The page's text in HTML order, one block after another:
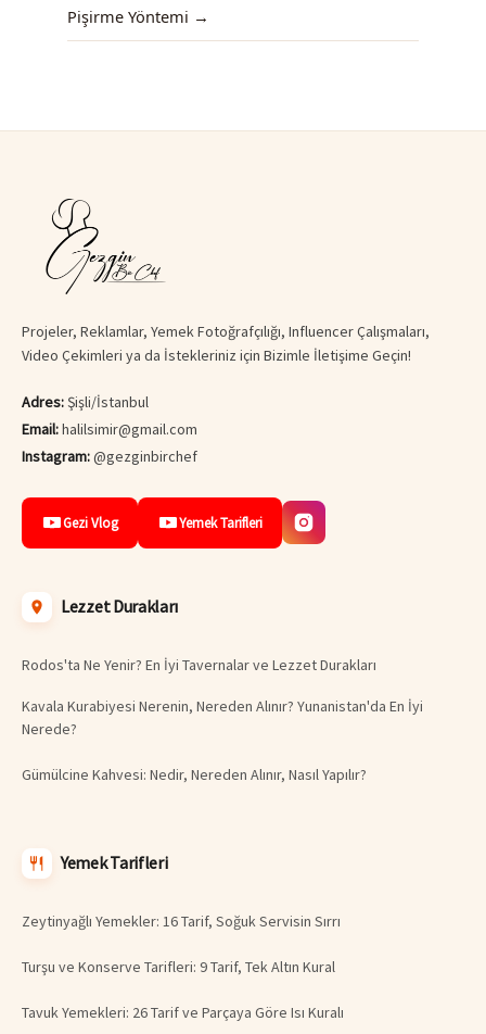
Pişirme Yöntemi →
Projeler, Reklamlar, Yemek Fotoğrafçılığı, Influencer Çalışmaları,
Video Çekimleri ya da İstekleriniz için Bizimle İletişime Geçin!
Adres:Şişli/İstanbul
Email:halilsimir@gmail.com
Instagram:@gezginbirchef
Gezi Vlog Yemek Tarifleri
Lezzet Durakları
Rodos'ta Ne Yenir? En İyi Tavernalar ve Lezzet Durakları
Kavala Kurabiyesi Nerenin, Nereden Alınır? Yunanistan'da En İyi
Nerede?
Gümülcine Kahvesi: Nedir, Nereden Alınır, Nasıl Yapılır?
Yemek Tarifleri
Zeytinyağlı Yemekler: 16 Tarif, Soğuk Servisin Sırrı
Turşu ve Konserve Tarifleri: 9 Tarif, Tek Altın Kural
Tavuk Yemekleri: 26 Tarif ve Parçaya Göre Isı Kuralı